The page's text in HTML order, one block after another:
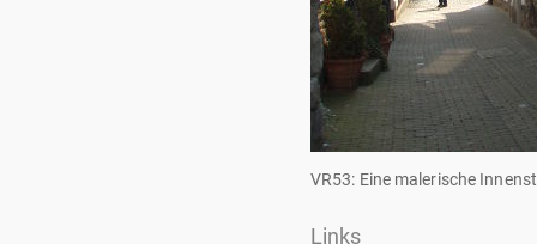
VR53: Eine malerische
Links